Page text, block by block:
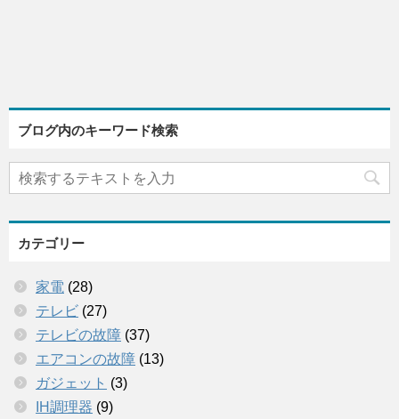
ブログ内のキーワード検索
カテゴリー
家電 (28)
テレビ (27)
テレビの故障 (37)
エアコンの故障 (13)
ガジェット (3)
IH調理器 (9)